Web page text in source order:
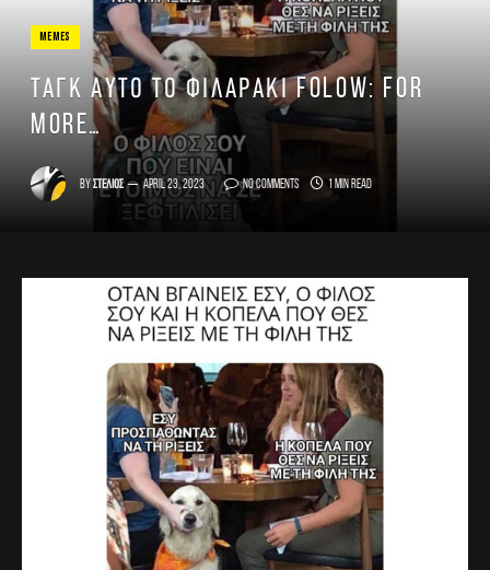
MEMES
Ταγκ αυτο το φιλαρακι FOLOW: for
more…
By Στέλιος April 23, 2023 No Comments 1 Min Read